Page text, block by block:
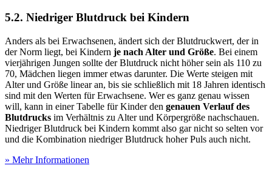
5.2. Niedriger Blutdruck bei Kindern
Anders als bei Erwachsenen, ändert sich der Blutdruckwert, der in
der Norm liegt, bei Kindern je nach Alter und Größe. Bei einem
vierjährigen Jungen sollte der Blutdruck nicht höher sein als 110 zu
70, Mädchen liegen immer etwas darunter. Die Werte steigen mit
Alter und Größe linear an, bis sie schließlich mit 18 Jahren identisch
sind mit den Werten für Erwachsene. Wer es ganz genau wissen
will, kann in einer Tabelle für Kinder den genauen Verlauf des
Blutdrucks im Verhältnis zu Alter und Körpergröße nachschauen.
Niedriger Blutdruck bei Kindern kommt also gar nicht so selten vor
und die Kombination niedriger Blutdruck hoher Puls auch nicht.
» Mehr Informationen